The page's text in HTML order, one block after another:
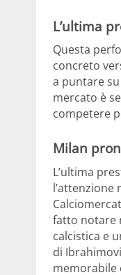
L’ultima
Questa
concreto
a puntare
mercato è
competere
Milan
L’ultima
l’attenzione
fatto notare
calcistica e
di
memorabile